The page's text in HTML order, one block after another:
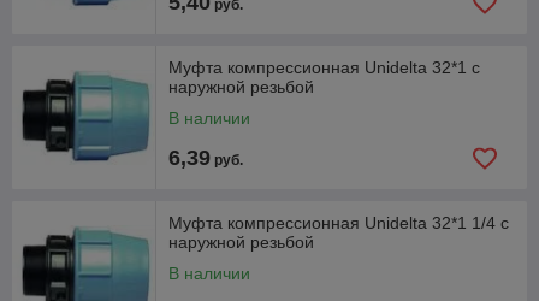
руб.
Муфта компрессионная Unidelta 32*1 с
наружной резьбой
В наличии
6,39 руб.
Муфта компрессионная Unidelta 32*1 1/4 с
наружной резьбой
В наличии